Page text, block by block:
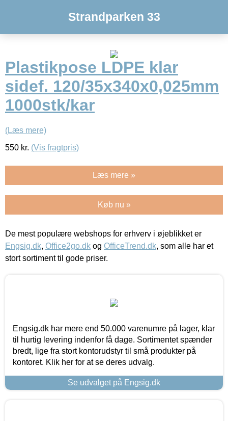
Strandparken 33
Plastikpose LDPE klar
sidef. 120/35x340x0,025mm
1000stk/kar
(Læs mere)
550 kr. (Vis fragtpris)
Læs mere »
Køb nu »
De mest populære webshops for erhverv i øjeblikket er
Engsig.dk, Office2go.dk og OfficeTrend.dk, som alle har et
stort sortiment til gode priser.
Engsig.dk har mere end 50.000 varenumre på lager, klar
til hurtig levering indenfor få dage. Sortimentet spænder
bredt, lige fra stort kontorudstyr til små produkter på
kontoret. Klik her for at se deres udvalg.
Se udvalget på Engsig.dk